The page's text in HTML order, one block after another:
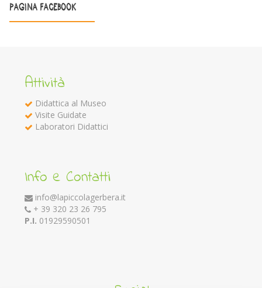
PAGINA FACEBOOK
Attività
Didattica al Museo
Visite Guidate
Laboratori Didattici
Info e Contatti
info@lapiccolagerbera.it
+ 39 320 23 26 795
P.I. 01929590501